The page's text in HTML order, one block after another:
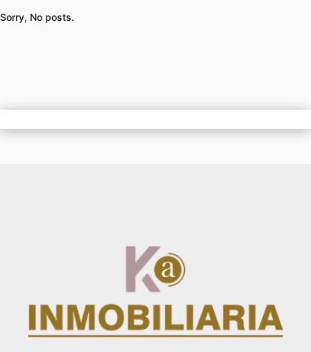
Sorry, No posts.